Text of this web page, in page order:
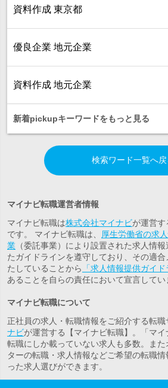
資料作成 東京都
優良企業 地元企業
資料作成 地元企業
新着pickupキーワードをもっと見る
検索ワード一覧へ戻
マイナビ転職運営者情報
マイナビ転職は株式会社マイナビが運営す
です。 マイナビ転職は、
厚生労働省の求
業 （委託事業）により設置された求人情
たガイドラインを遵守しており、その適
たしていることから
「求人情報提供ガイ
あることを自らの責任において宣言してい
マイナビ転職について
正社員の求人・転職情報をご紹介する転職
ナビが運営する【マイナビ転職】。「マ
転職にしか載っていない求人も多数。また
ターの転職・求人情報などご希望の転職
った求人選びができます。